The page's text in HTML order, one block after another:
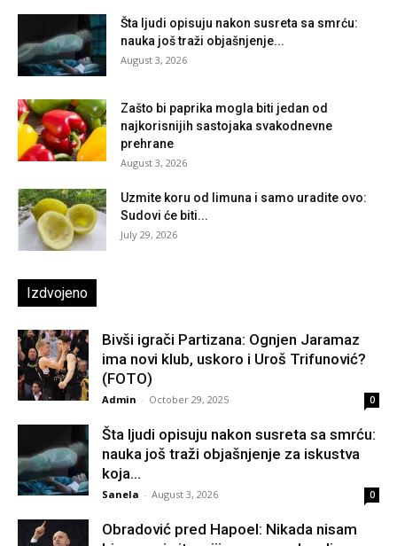
Šta ljudi opisuju nakon susreta sa smrću:
nauka još traži objašnjenje...
August 3, 2026
Zašto bi paprika mogla biti jedan od
najkorisnijih sastojaka svakodnevne
prehrane
August 3, 2026
Uzmite koru od limuna i samo uradite ovo:
Sudovi će biti...
July 29, 2026
Izdvojeno
Bivši igrači Partizana: Ognjen Jaramaz
ima novi klub, uskoro i Uroš Trifunović?
(FOTO)
Admin - October 29, 2025 0
Šta ljudi opisuju nakon susreta sa smrću:
nauka još traži objašnjenje za iskustva
koja...
Sanela - August 3, 2026 0
Obradović pred Hapoel: Nikada nisam